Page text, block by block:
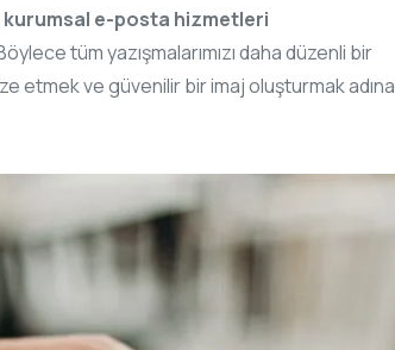
kurumsal e-posta hizmetleri
tüm yazışmalarımızı daha düzenli bir
etmek ve güvenilir bir imaj oluşturmak adına